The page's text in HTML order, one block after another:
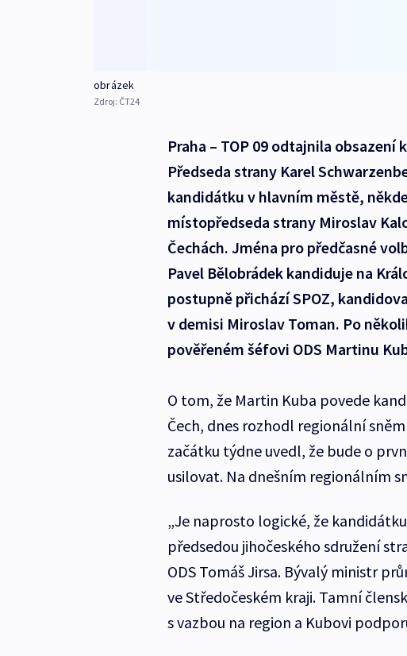
obrázek
Zdroj: ČT24
Praha – TOP 09 odtajnila
Předseda strany Karel
kandidátku v hlavním městě,
místopředseda strany Miroslav
Čechách. Jména pro předčasné
Pavel Bělobrádek kandiduje na
postupně přichází SPOZ,
v demisi Miroslav Toman. Po
pověřeném šéfovi ODS Martinu
O tom, že Martin Kuba povede
Čech, dnes rozhodl regionální
začátku týdne uvedl, že bude o
usilovat. Na dnešním regionálním
„Je naprosto logické, že
předsedou jihočeského sdružení
ODS Tomáš Jirsa. Bývalý ministr
ve Středočeském kraji. Tamní
s vazbou na region a Kubovi